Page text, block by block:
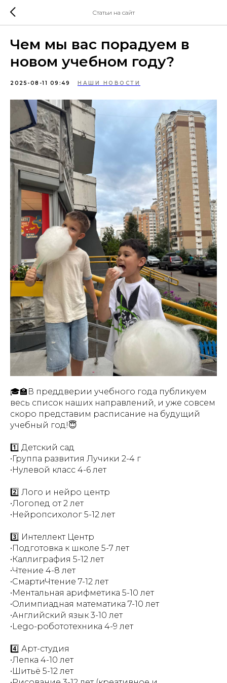
Статьи на сайт
Чем мы вас порадуем в
новом учебном году?
2025-08-11 09:49 НАШИ НОВОСТИ
🎓🏫В преддверии учебного года публикуем
весь список наших направлений, и уже совсем
скоро представим расписание на будущий
учебный год!😇
1️⃣ Детский сад
•Группа развития Лучики 2-4 г
•Нулевой класс 4-6 лет
2️⃣ Лого и нейро центр
•Логопед от 2 лет
•Нейропсихолог 5-12 лет
3️⃣ Интеллект Центр
•Подготовка к школе 5-7 лет
•Каллиграфия 5-12 лет
•Чтение 4-8 лет
•СмартиЧтение 7-12 лет
•Ментальная арифметика 5-10 лет
•Олимпиадная математика 7-10 лет
•Английский язык 3-10 лет
•Lego-робототехника 4-9 лет
4️⃣ Арт-студия
•Лепка 4-10 лет
•Шитьё 5-12 лет